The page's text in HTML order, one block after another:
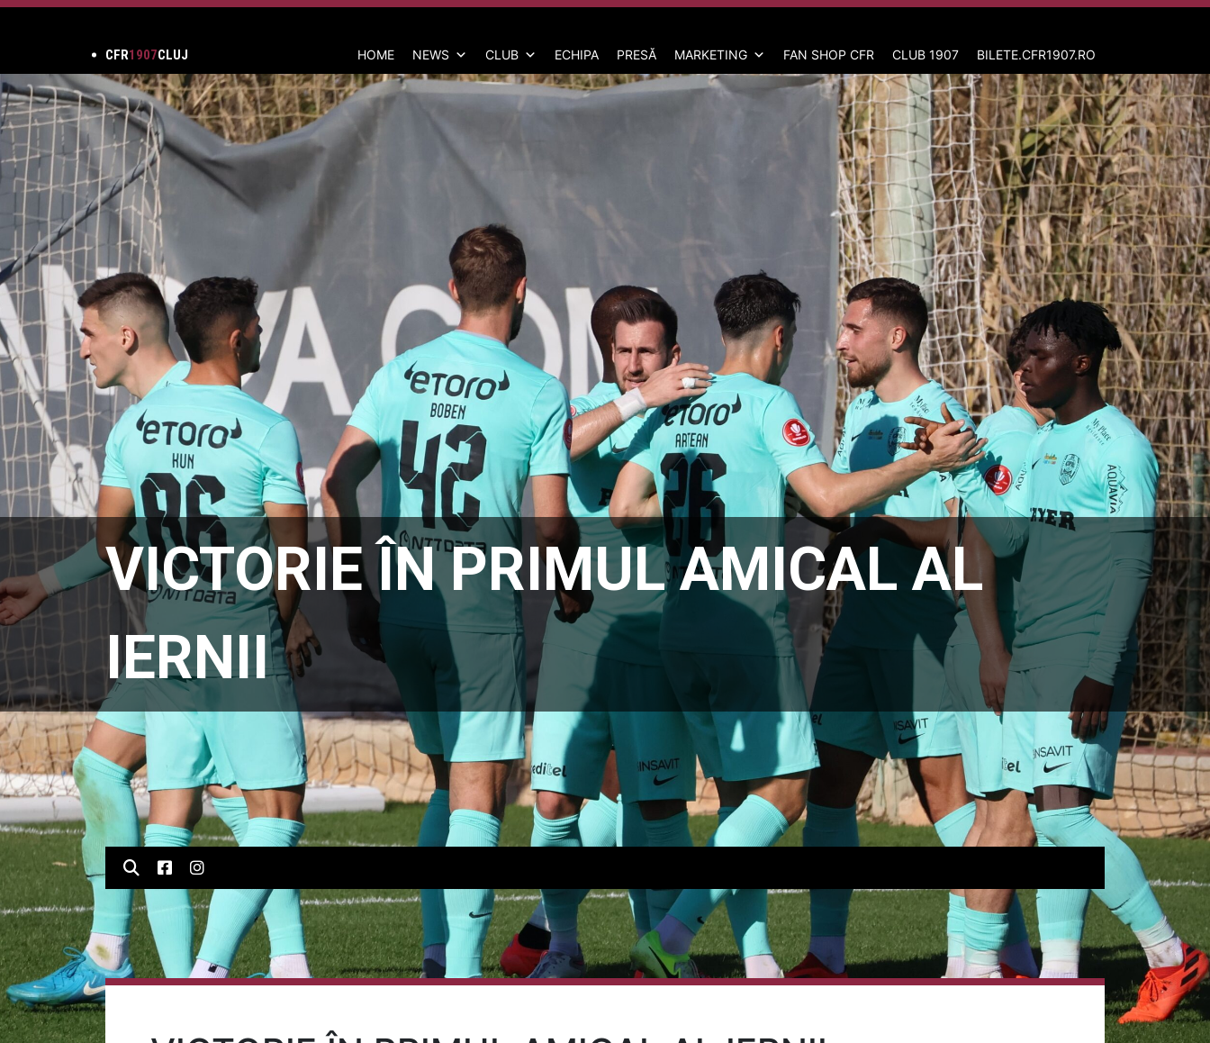
CFR1907CLUJ HOME NEWS CLUB ECHIPA PRESĂ MARKETING FAN SHOP CFR CLUB 1907 BILETE.CFR1907.RO
VICTORIE ÎN PRIMUL AMICAL AL
IERNII